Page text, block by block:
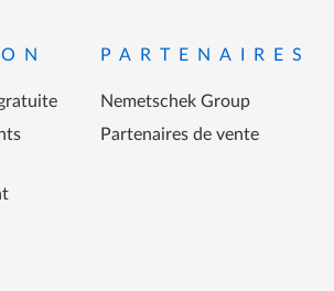
PARTENAIRES
Nemetschek Group
Partenaires de vente